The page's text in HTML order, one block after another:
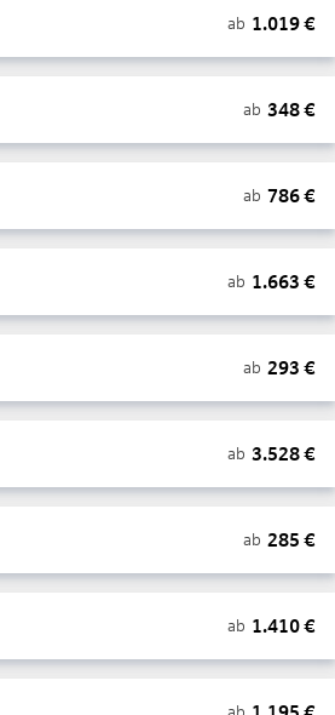
ab 1.019€
ab 348€
ab 786€
ab 1.663 €
ab 293 €
ab 3.528€
ab 285 €
ab 1.410€
ab